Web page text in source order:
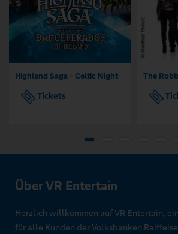
Highland Saga - Celtic Night
Tickets
The
Über VR Entertain
Herzlich willkommen auf VR Entertain,
für alle Kunden der Volksbanken